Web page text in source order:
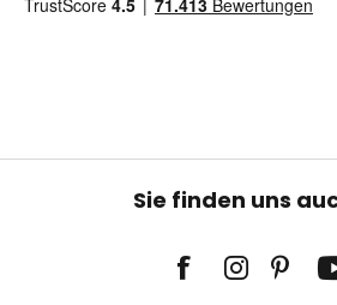
Sie finden uns